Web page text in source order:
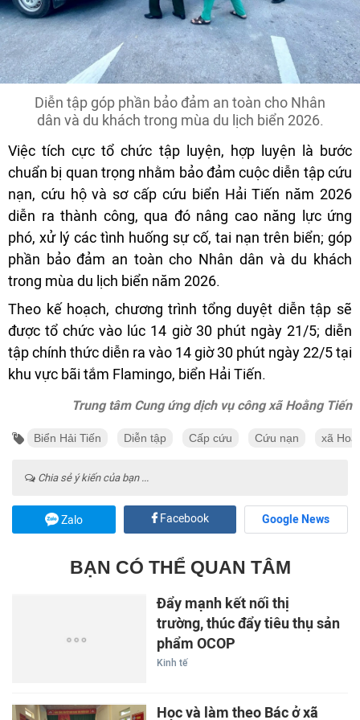
Diễn tập góp phần bảo đảm an toàn cho Nhân
dân và du khách trong mùa du lịch biển 2026.
Việc tích cực tổ chức tập luyện, hợp luyện là bước
chuẩn bị quan trọng nhằm bảo đảm cuộc diễn tập cứu
nạn, cứu hộ và sơ cấp cứu biển Hải Tiến năm 2026
diễn ra thành công, qua đó nâng cao năng lực ứng
phó, xử lý các tình huống sự cố, tai nạn trên biển; góp
phần bảo đảm an toàn cho Nhân dân và du khách
trong mùa du lịch biển năm 2026.
Theo kế hoạch, chương trình tổng duyệt diễn tập sẽ
được tổ chức vào lúc 14 giờ 30 phút ngày 21/5; diễn
tập chính thức diễn ra vào 14 giờ 30 phút ngày 22/5 tại
khu vực bãi tắm Flamingo, biển Hải Tiến.
Trung tâm Cung ứng dịch vụ công xã Hoằng Tiến
Biển Hải Tiến Diễn tập Cấp cứu Cứu nạn xã
Chia sẻ ý kiến của bạn ...
Zalo Facebook Google News
BẠN CÓ THỂ QUAN TÂM
Đẩy mạnh kết nối thị
trường, thúc đẩy tiêu thụ sản
phẩm OCOP
Kinh tế
Học và làm theo Bác ở xã